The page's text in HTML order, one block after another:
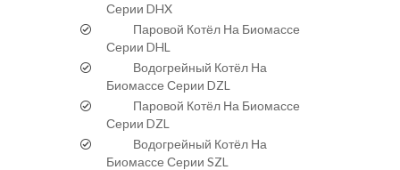
Серии DHX
Паровой Котёл На Биомассе
Серии DHL
Водогрейный Котёл На
Биомассе Серии DZL
Паровой Котёл На Биомассе
Серии DZL
Водогрейный Котёл На
Биомассе Серии SZL